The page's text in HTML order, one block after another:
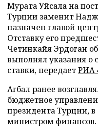
Мурата Уйсала на
Турции заменит
назначен главой
Отставку его
Четинкайя Эрдоган
выполнял указания
ставки, передаетРИА
Агбал ранее
бюджетное
президента Турции, в
министром финансов.